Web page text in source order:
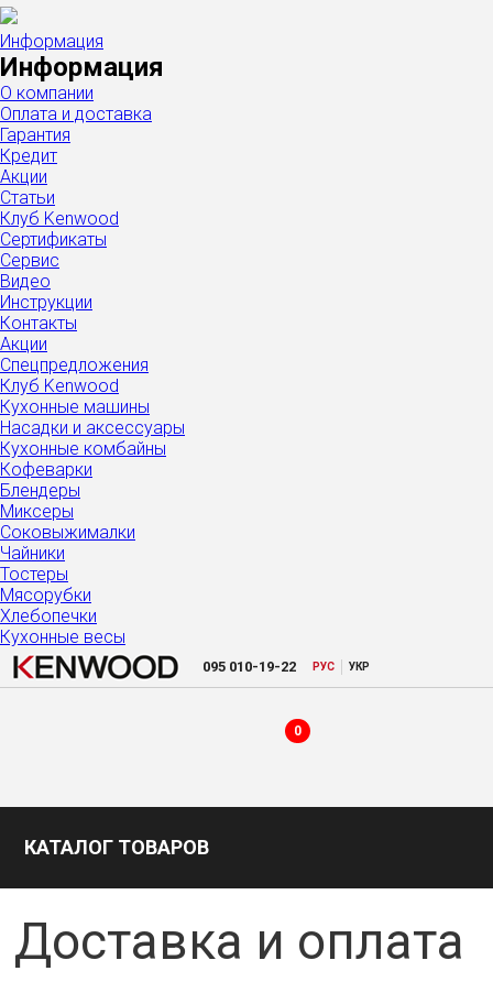
Информация
Информация
О компании
Оплата и доставка
Гарантия
Кредит
Акции
Статьи
Клуб Kenwood
Сертификаты
Сервис
Видео
Инструкции
Контакты
Акции
Спецпредложения
Клуб Kenwood
Кухонные машины
Насадки и аксессуары
Кухонные комбайны
Кофеварки
Блендеры
Миксеры
Соковыжималки
Чайники
Тостеры
Мясорубки
Хлебопечки
Кухонные весы
095 010-19-22 РУC | УКР
0
КАТАЛОГ ТОВАРОВ
Доставка и оплата